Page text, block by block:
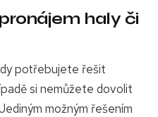
haly či
potřebujete řešit
si nemůžete dovolit
možným řešením